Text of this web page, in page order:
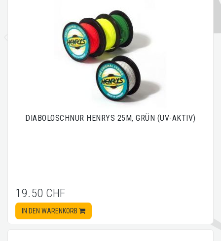
DIABOLOSCHNUR HENRYS 25M, GRÜN (UV-AKTIV)
19.50 CHF
IN DEN WARENKORB